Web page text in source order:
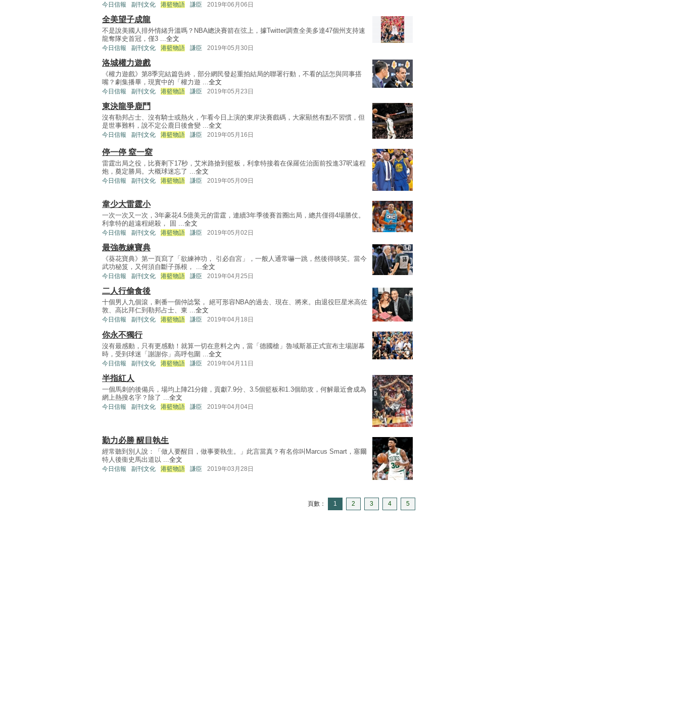
今日信報 副刊文化 港籃物語 謙臣 2019年06月06日
全美望子成龍
不是說美國人排外情緒升溫嗎？NBA總決賽箭在弦上，據Twitter調查全美多達47個州支持速
龍奪隊史首冠，僅3 ... 全文
今日信報 副刊文化 港籃物語 謙臣 2019年05月30日
洛城權力遊戲
《權力遊戲》第8季完結篇告終，部分網民發起重拍結局的聯署行動，不看的話怎與同事搭
嘴？劇集播畢，現實中的「權力遊 ... 全文
今日信報 副刊文化 港籃物語 謙臣 2019年05月23日
東決龍爭鹿鬥
沒有勒邦占士、沒有騎士或熱火，乍看今日上演的東岸決賽戲碼，大家顯然有點不習慣，但
是世事難料，說不定公鹿日後會變 ... 全文
今日信報 副刊文化 港籃物語 謙臣 2019年05月16日
停一停 窒一窒
雷霆出局之役，比賽剩下17秒，艾米路搶到籃板，利拿特接着在保羅佐治面前投進37呎遠程
炮，奠定勝局。大概球迷忘了 ... 全文
今日信報 副刊文化 港籃物語 謙臣 2019年05月09日
韋少大雷霆小
一次一次又一次，3年豪花4.5億美元的雷霆，連續3年季後賽首圈出局，總共僅得4場勝仗。
利拿特的超遠程絕殺， 固 ...全文
今日信報 副刊文化 港籃物語 謙臣 2019年05月02日
最強教練寶典
《葵花寶典》第一頁寫了「欲練神功， 引必自宮」，一般人通常嚇一跳，然後得啖笑。當今
武功秘笈，又何須自斷子孫根， ...全文
今日信報 副刊文化 港籃物語 謙臣 2019年04月25日
二人行偷食後
十個男人九個滾，剩番一個仲諗緊， 絕可形容NBA的過去、現在、將來。由退役巨星米高佐
敦、高比拜仁到勒邦占士、東 ...全文
今日信報 副刊文化 港籃物語 謙臣 2019年04月18日
你永不獨行
沒有最感動，只有更感動！就算一切在意料之內，當「德國槍」魯域斯基正式宣布主場謝幕
時，受到球迷「謝謝你」高呼包圍 ...全文
今日信報 副刊文化 港籃物語 謙臣 2019年04月11日
半指紅人
一個馬刺的後備兵，場均上陣21分鐘，貢獻7.9分、3.5個籃板和1.3個助攻，何解最近會成為
網上熱搜名字？除了 ...全文
今日信報 副刊文化 港籃物語 謙臣 2019年04月04日
勤力必勝 醒目執生
經常聽到別人說：「做人要醒目，做事要執生。」此言當真？有名你叫Marcus Smart，塞爾
特人後衞史馬出道以 ... 全文
今日信報 副刊文化 港籃物語 謙臣 2019年03月28日
頁數： 1 2 3 4 5